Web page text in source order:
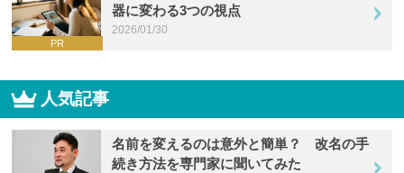
PR
器に変わる3つの視点
2026/01/30
人気記事
名前を変えるのは意外と簡単？ 改名の手
続き方法を専門家に聞いてみた